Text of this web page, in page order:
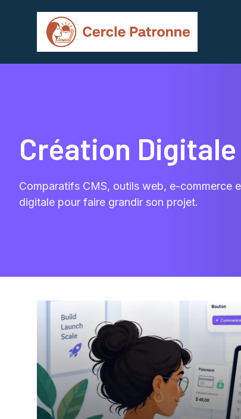
Création Digitale
Comparatifs CMS, outils web, e-commerce
digitale pour faire grandir son projet.